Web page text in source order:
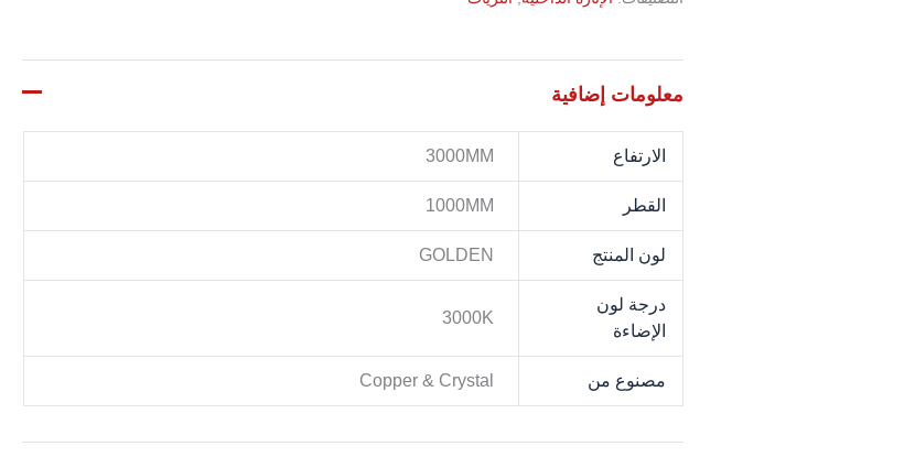
معلومات إضافية
الارتفاع 3000MM
القطر 1000MM
لون المنتج GOLDEN
درجة لون
الإضاءة
3000K
مصنوع من Copper & Crystal